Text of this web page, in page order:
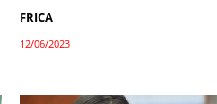
FRICA
12/06/2023